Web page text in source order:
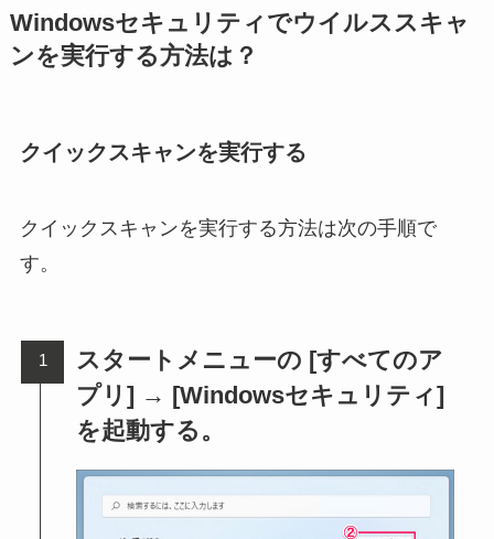
Windowsセキュリティでウイルススキャ
ンを実行する方法は？
クイックスキャンを実行する
クイックスキャンを実行する方法は次の手順で
す。
スタートメニューの [すべてのア
プリ] → [Windowsセキュリティ]
を起動する。